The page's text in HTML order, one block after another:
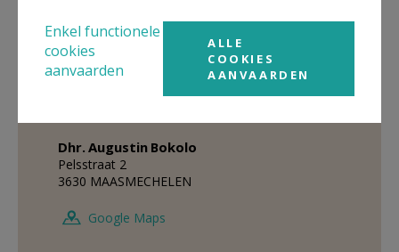
Voltijds pastoraal
Dhr. Augustin Bokolo
Pelsstraat 2
3630 MAASMECHELEN
Google Maps
Enkel functionele
cookies
aanvaarden
ALLE
COOKIES
AANVAARDEN